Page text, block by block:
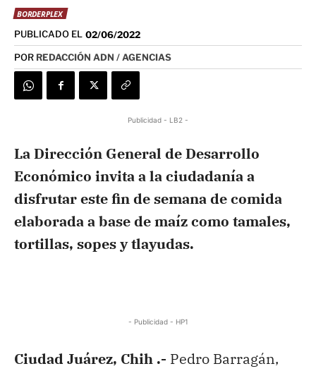
BORDERPLEX
PUBLICADO EL 02/06/2022
POR REDACCIÓN ADN / AGENCIAS
Publicidad - LB2 -
La Dirección General de Desarrollo
Económico invita a la ciudadanía a
disfrutar este fin de semana de comida
elaborada a base de maíz como tamales,
tortillas, sopes y tlayudas.
- Publicidad - HP1
Ciudad Juárez, Chih .- Pedro Barragán,